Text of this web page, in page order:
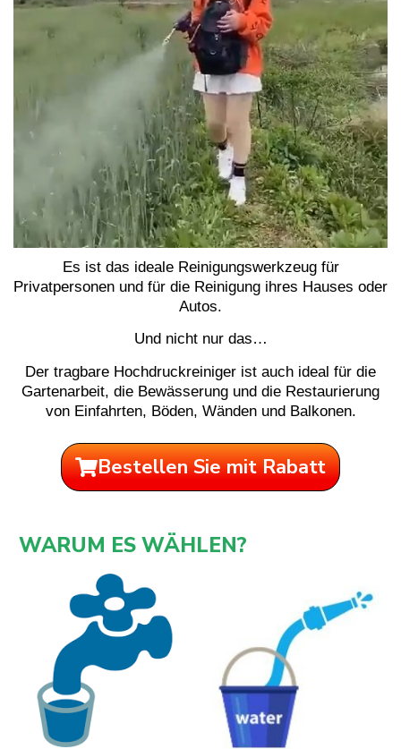
Es ist das ideale Reinigungswerkzeug für
Privatpersonen und für die Reinigung ihres Hauses oder
Autos.
Und nicht nur das…
Der tragbare Hochdruckreiniger ist auch ideal für die
Gartenarbeit, die Bewässerung und die Restaurierung
von Einfahrten, Böden, Wänden und Balkonen.
Bestellen Sie mit Rabatt
WARUM ES WÄHLEN?